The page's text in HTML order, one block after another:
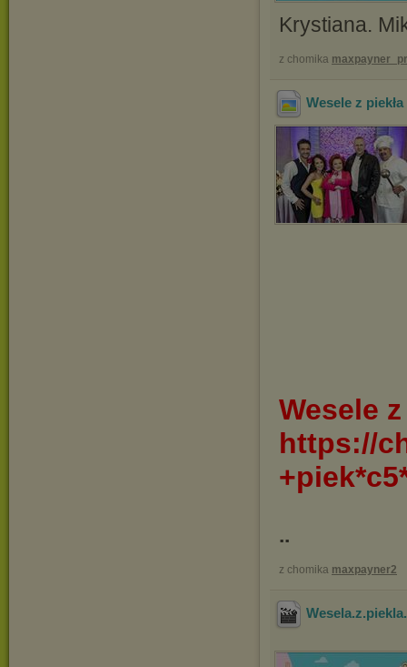
Krystiana.
z chomika
Wesele z
Wesele
https://
..
z chomika maxpayner2